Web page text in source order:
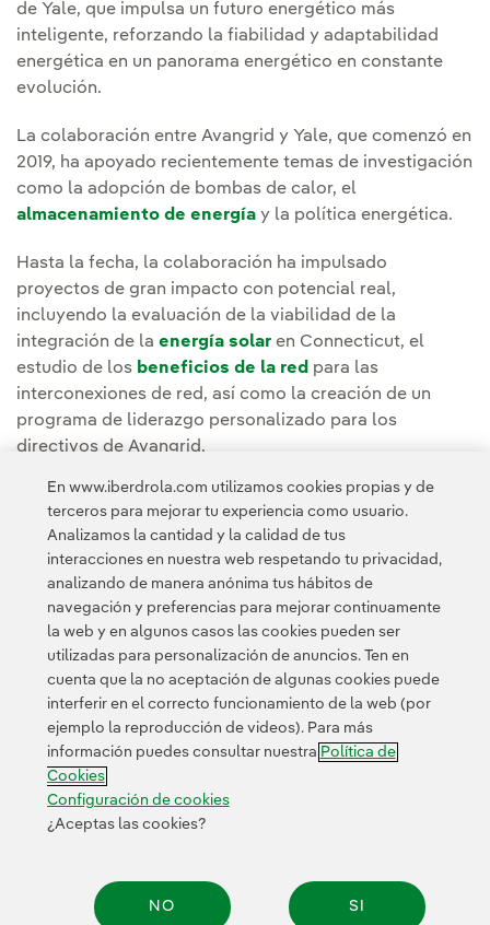
de Yale, que impulsa un futuro energético más
inteligente, reforzando la fiabilidad y adaptabilidad
energética en un panorama energético en constante
evolución.
La colaboración entre Avangrid y Yale, que comenzó en
2019, ha apoyado recientemente temas de investigación
como la adopción de bombas de calor, el
almacenamiento de energía y la política energética.
Hasta la fecha, la colaboración ha impulsado
proyectos de gran impacto con potencial real,
incluyendo la evaluación de la viabilidad de la
integración de la energía solar en Connecticut, el
estudio de los beneficios de la red para las
interconexiones de red, así como la creación de un
programa de liderazgo personalizado para los
directivos de Avangrid.
Puedes leer la noticia completa en laSala de
comunicación de Avangrid.
Contacta Política de Privacidad Información legal
Transparencia en el uso de la IA Política de cookies
Configuración de cookies Accesibilidad Canal de denuncias
© 2026 Iberdrola, S.A. Reservados todos los derechos.
En www.iberdrola.com utilizamos cookies propias y de
terceros para mejorar tu experiencia como usuario.
Analizamos la cantidad y la calidad de tus
interacciones en nuestra web respetando tu privacidad,
analizando de manera anónima tus hábitos de
navegación y preferencias para mejorar continuamente
la web y en algunos casos las cookies pueden ser
utilizadas para personalización de anuncios. Ten en
cuenta que la no aceptación de algunas cookies puede
interferir en el correcto funcionamiento de la web (por
ejemplo la reproducción de videos). Para más
información puedes consultar nuestra Política de
Cookies
Configuración de cookies
¿Aceptas las cookies?
NO SI